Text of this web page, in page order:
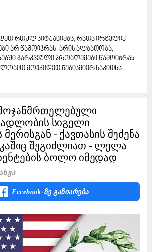
რთულ სიტუაციებს, რათა ირგვლივ
არ წამოიჭრას. არის ალბათობა,
გარკვეული პრობლემები წამოიჭრას.
მოეკიდეთ ნებისმიერ საკითხს.
სიგელი
- ქავთასის შეძენა
შეგიძლიათ - ლელა
ბოლო იმედად
Facebook-Ზე Გაზიარება